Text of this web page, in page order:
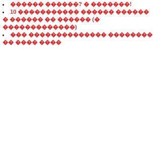
������ ������? � �������!
10 ����������� ������ ������
� ������ �� ������ (�
�������������)
��� �������������� ��������
�� ���� ����